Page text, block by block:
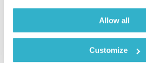
Allow all
Customize